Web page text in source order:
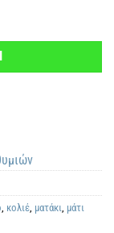
χρυσό ποσότητα
κολιέ ματάκι μάτι